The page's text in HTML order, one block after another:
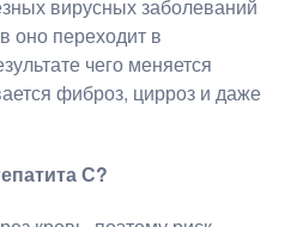
вирусных заболеваний
оно переходит в
чего меняется
фиброз, цирроз и даже
С?